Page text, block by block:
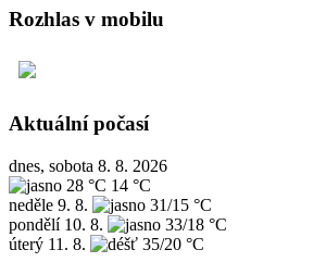
Rozhlas v mobilu
Aktuální počasí
dnes, sobota 8. 8. 2026
28 °C 14 °C
neděle 9. 8.
31/15 °C
pondělí 10. 8.
33/18 °C
úterý 11. 8. 35/20 °C